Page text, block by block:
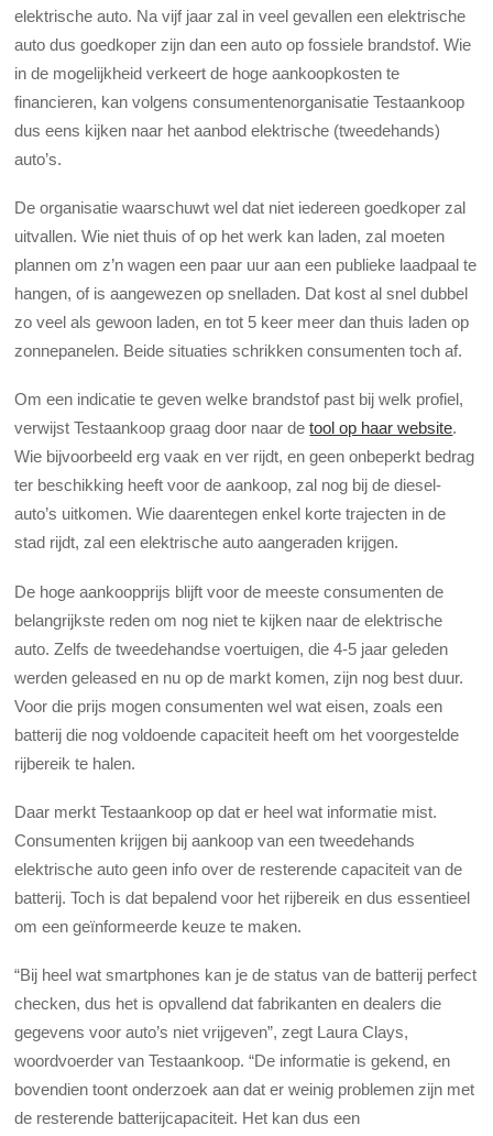
elektrische auto. Na vijf jaar zal in veel gevallen een elektrische
auto dus goedkoper zijn dan een auto op fossiele brandstof. Wie
in de mogelijkheid verkeert de hoge aankoopkosten te
financieren, kan volgens consumentenorganisatie Testaankoop
dus eens kijken naar het aanbod elektrische (tweedehands)
auto’s.
De organisatie waarschuwt wel dat niet iedereen goedkoper zal
uitvallen. Wie niet thuis of op het werk kan laden, zal moeten
plannen om z’n wagen een paar uur aan een publieke laadpaal te
hangen, of is aangewezen op snelladen. Dat kost al snel dubbel
zo veel als gewoon laden, en tot 5 keer meer dan thuis laden op
zonnepanelen. Beide situaties schrikken consumenten toch af.
Om een indicatie te geven welke brandstof past bij welk profiel,
verwijst Testaankoop graag door naar detool op haar website.
Wie bijvoorbeeld erg vaak en ver rijdt, en geen onbeperkt bedrag
ter beschikking heeft voor de aankoop, zal nog bij de diesel-
auto’s uitkomen. Wie daarentegen enkel korte trajecten in de
stad rijdt, zal een elektrische auto aangeraden krijgen.
De hoge aankoopprijs blijft voor de meeste consumenten de
belangrijkste reden om nog niet te kijken naar de elektrische
auto. Zelfs de tweedehandse voertuigen, die 4-5 jaar geleden
werden geleased en nu op de markt komen, zijn nog best duur.
Voor die prijs mogen consumenten wel wat eisen, zoals een
batterij die nog voldoende capaciteit heeft om het voorgestelde
rijbereik te halen.
Daar merkt Testaankoop op dat er heel wat informatie mist.
Consumenten krijgen bij aankoop van een tweedehands
elektrische auto geen info over de resterende capaciteit van de
batterij. Toch is dat bepalend voor het rijbereik en dus essentieel
om een geïnformeerde keuze te maken.
“Bij heel wat smartphones kan je de status van de batterij perfect
checken, dus het is opvallend dat fabrikanten en dealers die
gegevens voor auto’s niet vrijgeven”, zegt Laura Clays,
woordvoerder van Testaankoop. “De informatie is gekend, en
bovendien toont onderzoek aan dat er weinig problemen zijn met
de resterende batterijcapaciteit. Het kan dus een